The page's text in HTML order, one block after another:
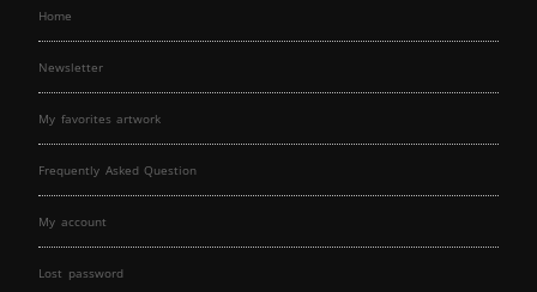
Home
Newsletter
My favorites artwork
Frequently Asked Question
My account
Lost password